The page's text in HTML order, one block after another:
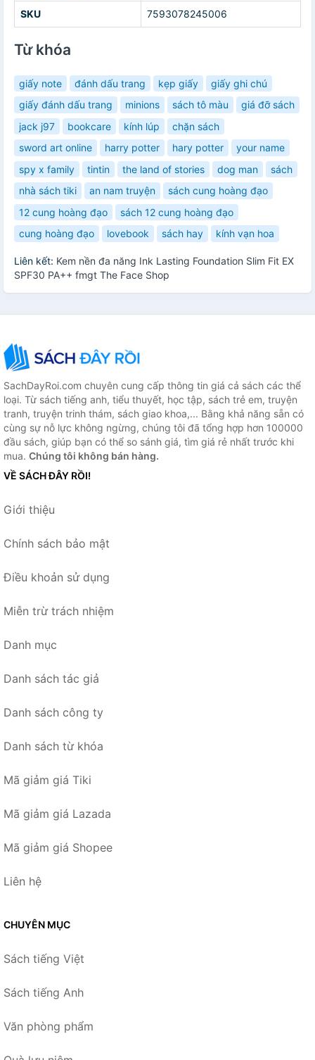
SKU 7593078245006
Từ khóa
giấy note đánh dấu trang kẹp giấy
giấy ghi chú
giấy đánh dấu trang
minions sách tô màu
giá đỡ sách
jack j97
bookcare kính lúp
chặn sách
sword art online
harry potter hary potter
your name
spy x family
tintin the land of stories dog man
sách
nhà sách tiki
an nam truyện
sách cung hoàng đạo
12 cung hoàng đạo
sách 12 cung hoàng đạo
cung hoàng đạo
lovebook sách hay kính vạn hoa
Liên kết: Kem nền đa năng Ink Lasting Foundation Slim Fit EX
SPF30 PA++ fmgt The Face Shop
SachDayRoi.com chuyên cung cấp thông tin giá cả sách các thể
loại. Từ sách tiếng anh, tiểu thuyết, học tập, sách trẻ em, truyện
tranh, truyện trinh thám, sách giao khoa,... Bằng khả năng sẵn có
cùng sự nỗ lực không ngừng, chúng tôi đã tổng hợp hơn 100000
đầu sách, giúp bạn có thể so sánh giá, tìm giá rẻ nhất trước khi
mua. Chúng tôi không bán hàng.
VỀ SÁCH ĐÂY RỒI!
Giới thiệu
Chính sách bảo mật
Điều khoản sử dụng
Miễn trừ trách nhiệm
Danh mục
Danh sách tác giả
Danh sách công ty
Danh sách từ khóa
Mã giảm giá Tiki
Mã giảm giá Lazada
Mã giảm giá Shopee
Liên hệ
CHUYÊN MỤC
Sách tiếng Việt
Sách tiếng Anh
Văn phòng phẩm